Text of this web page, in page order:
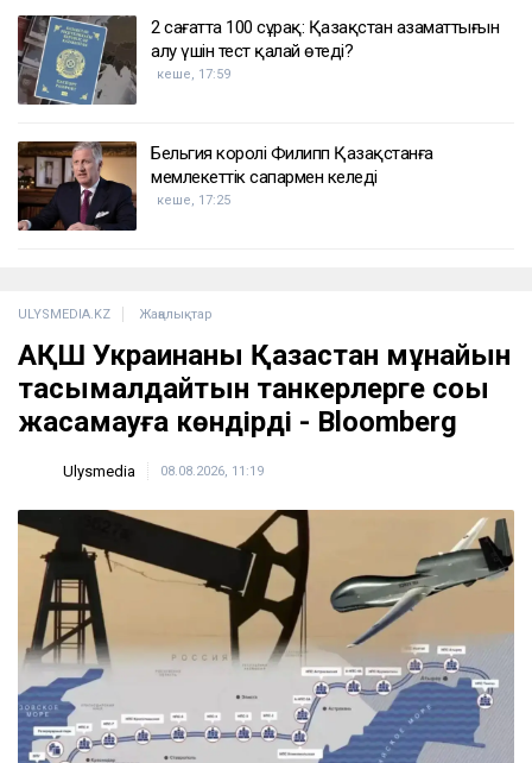
2 сағатта 100 сұрақ: Қазақстан азаматтығын
алу үшін тест қалай өтеді?
кеше, 17:59
Бельгия королі Филипп Қазақстанға
мемлекеттік сапармен келеді
кеше, 17:25
ULYSMEDIA.KZ Жаңалықтар
АҚШ Украинаны Қазақстан мұнайын
тасымалдайтын танкерлерге соққы
жасамауға көндірді - Bloomberg
Ulysmedia 08.08.2026, 11:19